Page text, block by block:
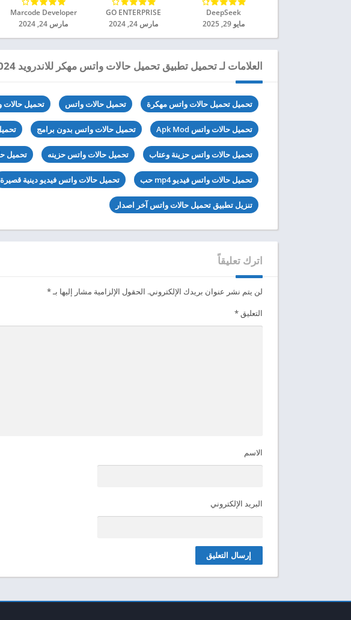
DeepSeek‏
مايو 29, 2025
GO ENTERPRISE‏
مارس 24, 2024
Marcode Developer‏
مارس 24, 2024
العلامات لـ تحميل تطبيق تحميل حالات واتس‎‎‎ مهكر للاندرويد 2024
تحميل تحميل حالات واتس مهكرة تحميل حالات واتس تحميل حالات
تحميل حالات واتس Apk Mod تحميل حالات واتس بدون برامج
تحميل حالات واتس حزينة وعتاب تحميل حالات واتس حزينه تحميل
تحميل حالات واتس فيديو mp4 حب تحميل حالات واتس فيديو دينية قصيرة
تنزيل تطبيق تحميل حالات واتس آخر اصدار
اترك تعليقاً
لن يتم نشر عنوان بريدك الإلكتروني. الحقول الإلزامية مشار إليها بـ*
التعليق*
الاسم
البريد الإلكتروني